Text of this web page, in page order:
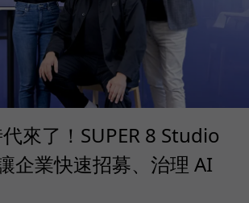
來了！SUPER 8 Studio
企業快速招募、治理 AI